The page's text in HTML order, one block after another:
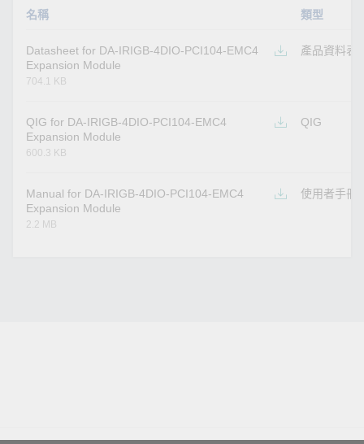
名稱 類型
Datasheet for DA-IRIGB-4DIO-PCI104-EMC4
Expansion Module
704.1 KB
產品資料表
QIG for DA-IRIGB-4DIO-PCI104-EMC4
Expansion Module
600.3 KB
QIG
Manual for DA-IRIGB-4DIO-PCI104-EMC4
Expansion Module
2.2 MB
使用者手冊